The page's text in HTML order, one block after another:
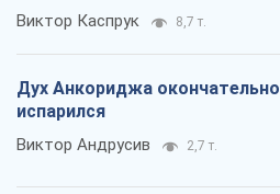
Виктор Каспрук 8,7 т.
Дух Анкориджа окончательно
испарился
Виктор Андрусив 2,7 т.